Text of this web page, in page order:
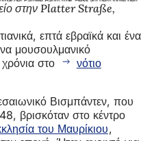
στην Platter Straße,
επτά εβραϊκά και ένα
μουσουλμανικό
στο
νότιο
Βισμπάντεν, που
βρισκόταν στο κέντρο
του Μαυρίκιου,